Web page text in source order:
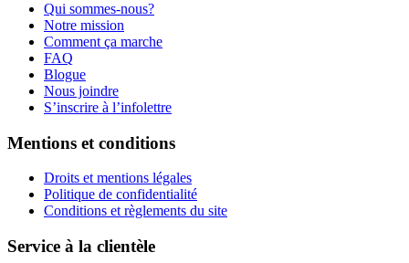
Qui sommes-nous?
Notre mission
Comment ça marche
FAQ
Blogue
Nous joindre
S’inscrire à l’infolettre
Mentions et conditions
Droits et mentions légales
Politique de confidentialité
Conditions et règlements du site
Service à la clientèle